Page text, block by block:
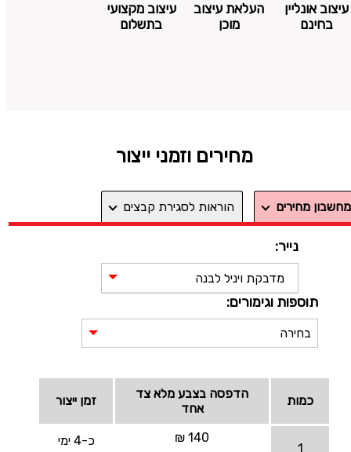
עיצוב אונליין
בחינם
העלאת עיצוב
מוכן
עיצוב מקצועי
בתשלום
מחירים וזמני ייצור
מחשבון מחירים הוראות לסגירת קבצים
נייר:
מדבקת ויניל לבנה
תוספות וגימורים:
בחירה
כמות
הדפסה בצבע מלא צד
אחד
זמן ייצור
1
140 ₪
כ-4 ימי